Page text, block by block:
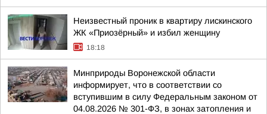
Неизвестный проник в квартиру лискинского
ЖК «Приозёрный» и избил женщину
18:18
Минприроды Воронежской области
информирует, что в соответствии со
вступившим в силу Федеральным законом от
04.08.2026 № 301-ФЗ, в зонах затопления и